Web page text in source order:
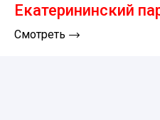
Екатерининский
Смотреть